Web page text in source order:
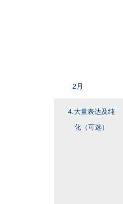
2月
4.大量表达及纯
化（可选）